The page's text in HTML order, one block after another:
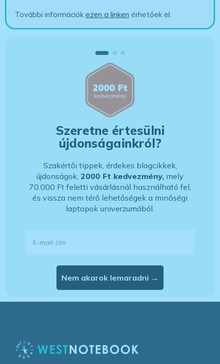
További információkezen a linken érhetőek el.
Szeretne értesülni
újdonságainkról?
Szakértői tippek, érdekes blogcikkek,
újdonságok, 2000 Ft kedvezmény, mely
70.000 Ft feletti vásárlásnál használható fel,
és vissza nem térő lehetőségek a minőségi
laptopok univerzumából.
Nem akarok lemaradni →